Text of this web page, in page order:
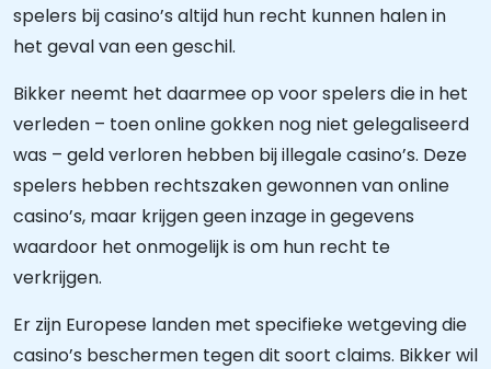
spelers bij casino’s altijd hun recht kunnen halen in
het geval van een geschil.
Bikker neemt het daarmee op voor spelers die in het
verleden – toen online gokken nog niet gelegaliseerd
was – geld verloren hebben bij illegale casino’s. Deze
spelers hebben rechtszaken gewonnen van online
casino’s, maar krijgen geen inzage in gegevens
waardoor het onmogelijk is om hun recht te
verkrijgen.
Er zijn Europese landen met specifieke wetgeving die
casino’s beschermen tegen dit soort claims. Bikker wil